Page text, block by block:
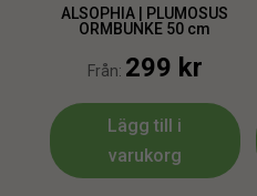
ALSOPHIA | PLUMOSUS
ORMBUNKE 50 cm
Från: 299 kr
Lägg till i
varukorg